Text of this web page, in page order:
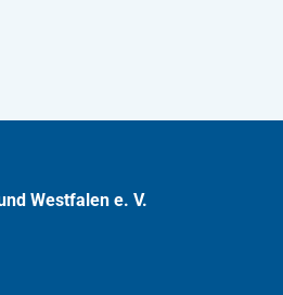
Westfalen e. V.